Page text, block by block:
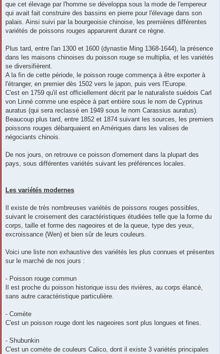
que cet élevage par l'homme se développa sous la mode de l'empereur
qui avait fait construire des bassins en pierre pour l'élevage dans son
palais. Ainsi suivi par la bourgeoisie chinoise, les premières différentes
variétés de poissons rouges apparurent durant ce règne.
Plus tard, entre l'an 1300 et 1600 (dynastie Ming 1368-1644), la présence
dans les maisons chinoises du poisson rouge se multiplia, et les variétés
se diversifièrent.
A la fin de cette période, le poisson rouge commença à être exporter à
l'étranger, en premier dès 1502 vers le japon, puis vers l'Europe.
C'est en 1759 qu'il est officiellement décrit par le naturaliste suédois Carl
von Linné comme une espèce à part entière sous le nom de Cyprinus
auratus (qui sera reclassé en 1949 sous le nom Carassius auratus).
Beaucoup plus tard, entre 1852 et 1874 suivant les sources, les premiers
poissons rouges débarquaient en Amériques dans les valises de
négociants chinois.
De nos jours, on retrouve ce poisson d'ornement dans la plupart des
pays, sous différentes variétés suivant les préférences locales.
Les variétés modernes
Il existe de très nombreuses variétés de poissons rouges possibles,
suivant le croisement des caractéristiques étudiées telle que la forme du
corps, taille et forme des nageoires et de la queue, type des yeux,
excroissance (Wen) et bien sûr de leurs couleurs.
Voici une liste non exhaustive des variétés les plus connues et présentes
sur le marché de nos jours :
- Poisson rouge commun
Il est proche du poisson historique issu des rivières, au corps élancé,
sans autre caractéristique particulière.
- Comète
C'est un poisson rouge dont les nageoires sont plus longues et fines.
- Shubunkin
C'est un comète de couleurs Calico, dont il existe 3 variétés principales